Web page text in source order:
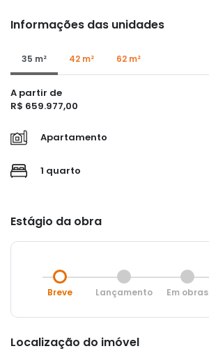
Informações das unidades
35 m² 42 m² 62 m²
A partir de
R$ 659.977,00
Apartamento
1 quarto
Estágio da obra
Breve Lançamento Em obras
Localização do imóvel